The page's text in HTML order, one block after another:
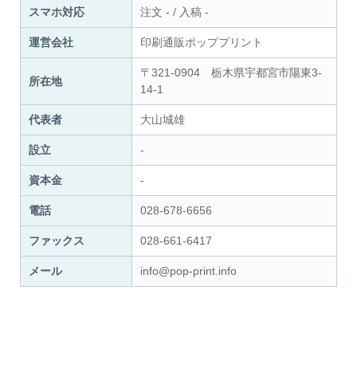
スマホ対応 注文 - / 入稿 -
運営会社 印刷通販ポッププリント
所在地
〒321-0904 栃木県宇都宮市陽東3-
14-1
代表者 大山城雄
設立 -
資本金 -
電話 028-678-6656
ファックス 028-661-6417
メール info@pop-print.info